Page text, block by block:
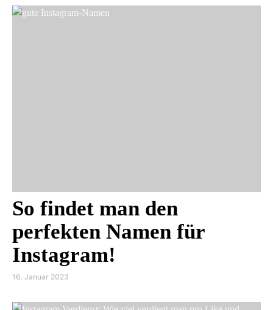
So findet man den
perfekten Namen für
Instagram!
16. Januar 2023